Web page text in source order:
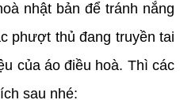
nhật bản để tránh nắng
phượt thủ đang truyền tai
của áo điều hoà. Thì các
sau nhé: